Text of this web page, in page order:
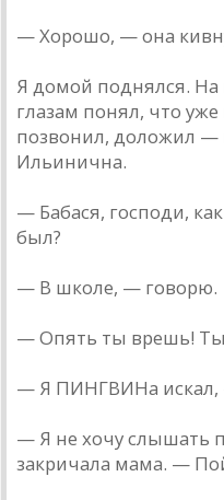
— Хорошо, — она
Я домой поднялся.
глазам понял, что
позвонил, доложил —
Ильинична.
— Бабася, господи,
был?
— В школе, — говорю.
— Опять ты врешь! Ты
— Я ПИНГВИНа искал,
— Я не хочу слышать
закричала мама. —